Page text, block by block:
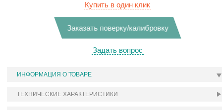
Купить в один клик
Заказать поверку/калибровку
Задать вопрос
ИНФОРМАЦИЯ О ТОВАРЕ
ТЕХНИЧЕСКИЕ ХАРАКТЕРИСТИКИ